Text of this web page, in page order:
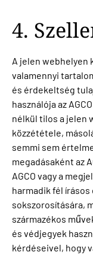
4.
A jelen
valamennyi
és érdekeltség
használója az
nélkül tilos a jelen
közzététele,
semmi sem
megadásaként az
AGCO vagy a
harmadik fél
sokszorosítására,
származékos
és védjegyek
kérdéseivel, hogy